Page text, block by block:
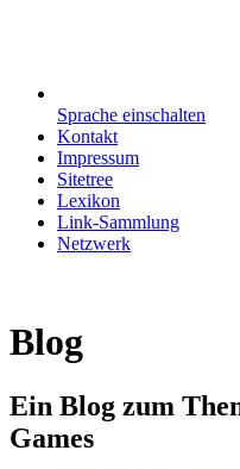
Sprache einschalten
Kontakt
Impressum
Sitetree
Lexikon
Link-Sammlung
Netzwerk
Blog
Ein Blog zum
Games